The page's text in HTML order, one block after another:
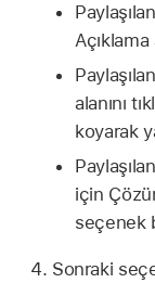
Açıklama
alanını
koyarak
için
seçenek
Sonraki